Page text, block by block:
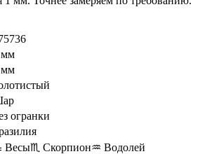
мм
огранки
Весы♏ Скорпион♒ Водолей